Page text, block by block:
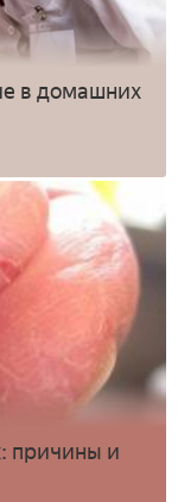
в домашних
причины и